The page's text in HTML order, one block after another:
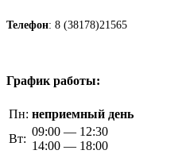
Телефон: 8 (38178)21565
График работы:
Пн: неприемный день
Вт:
09:00 — 12:30
14:00 — 18:00